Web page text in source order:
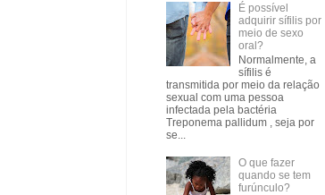
É possível
adquirir sífilis por
meio de sexo
oral?
Normalmente, a
sífilis é
transmitida por meio da relação
sexual com uma pessoa
infectada pela bactéria
Treponema pallidum , seja por
se...
O que fazer
quando se tem
furúnculo?